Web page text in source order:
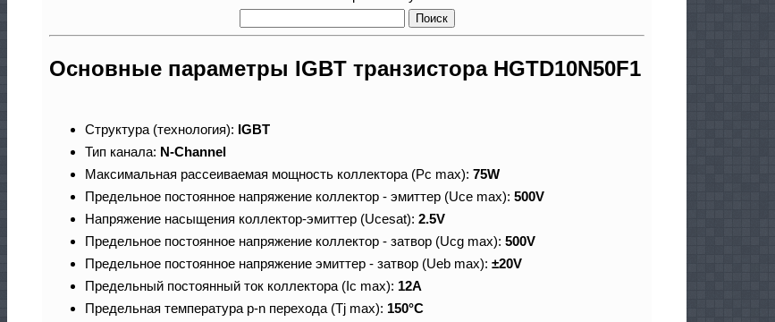
Основные параметры IGBT транзистора HGTD10N50F1
Структура (технология): IGBT
Тип канала: N-Channel
Максимальная рассеиваемая мощность коллектора (Pc max): 75W
Предельное постоянное напряжение коллектор - эмиттер (Uce max): 500V
Напряжение насыщения коллектор-эмиттер (Ucesat): 2.5V
Предельное постоянное напряжение коллектор - затвор (Ucg max): 500V
Предельное постоянное напряжение эмиттер - затвор (Ueb max): ±20V
Предельный постоянный ток коллектора (Ic max): 12A
Предельная температура p-n перехода (Tj max): 150°C